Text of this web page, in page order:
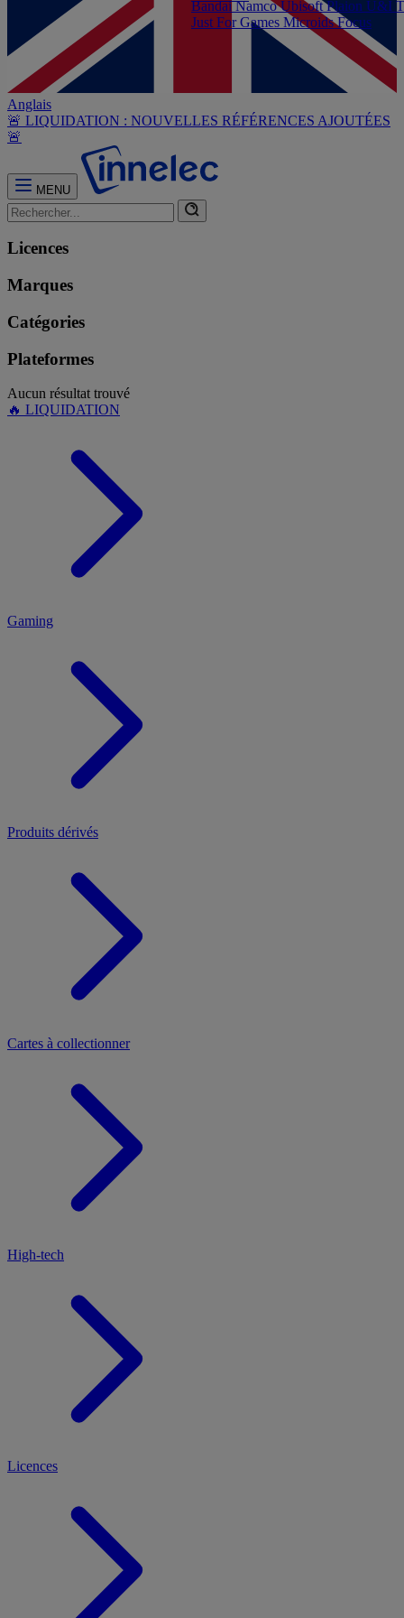
Anglais
🚨 LIQUIDATION : NOUVELLES RÉFÉRENCES AJOUTÉES
🚨
MENU
Licences
Marques
Catégories
Plateformes
Aucun résultat trouvé
🔥 LIQUIDATION
Gaming
Bandai NamcoUbisoftPlaion U&I
Just For Games MicroidsFocus
Produits dérivés
Cartes à collectionner
High-tech
Licences